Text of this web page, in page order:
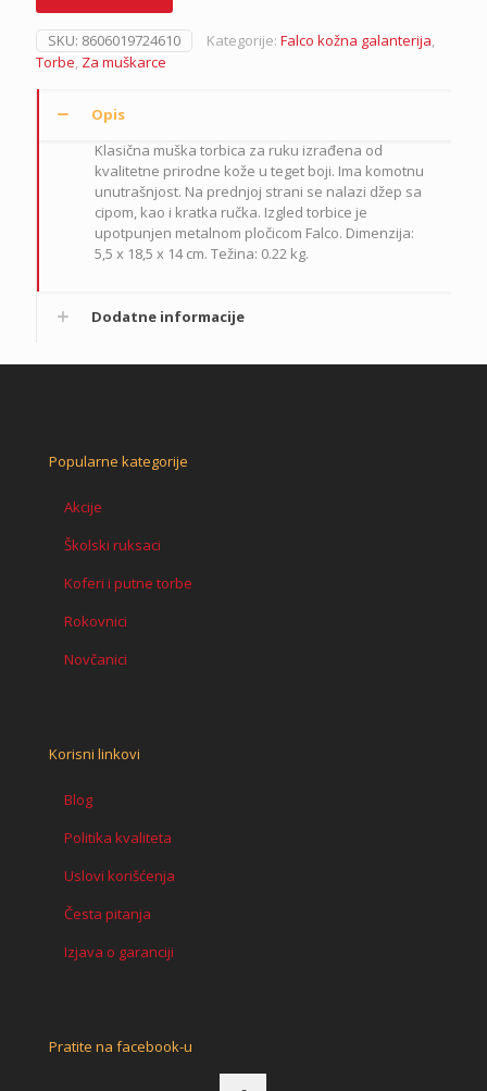
SKU: 8606019724610 Kategorije: Falco kožna galanterija
Torbe Za muškarce
Opis
Klasična muška torbica za ruku izrađena od
kvalitetne prirodne kože u teget boji. Ima komotnu
unutrašnjost. Na prednjoj strani se nalazi džep sa
cipom, kao i kratka ručka. Izgled torbice je
upotpunjen metalnom pločicom Falco. Dimenzija:
5,5 x 18,5 x 14 cm. Težina: 0.22 kg.
Dodatne informacije
Popularne kategorije
Akcije
Školski ruksaci
Koferi i putne torbe
Rokovnici
Novčanici
Korisni linkovi
Blog
Politika kvaliteta
Uslovi korišćenja
Česta pitanja
Izjava o garanciji
Pratite na facebook-u